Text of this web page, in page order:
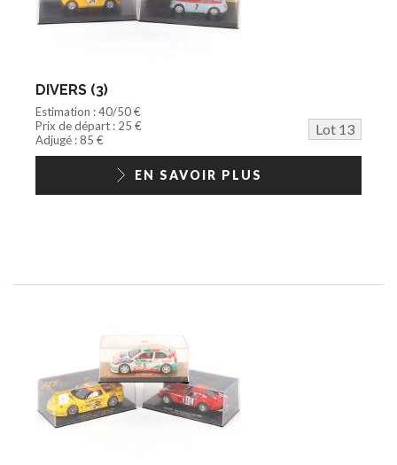
DIVERS (3)
Estimation : 40/50 €
Prix de départ : 25 €
Lot 13
Adjugé : 85 €
EN SAVOIR PLUS